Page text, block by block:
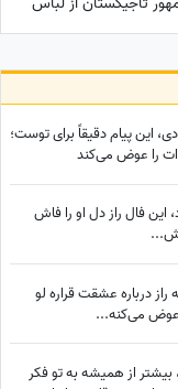
این کشور: ناخن‌های
چه معنایی دارد؟
این پیام دقیقاً برای توست؛
را عوض می‌کند
این فال راز دل او را فاش
راز درباره عشقت قراره لو
عوض می‌کنه...
از همیشه به تو فکر